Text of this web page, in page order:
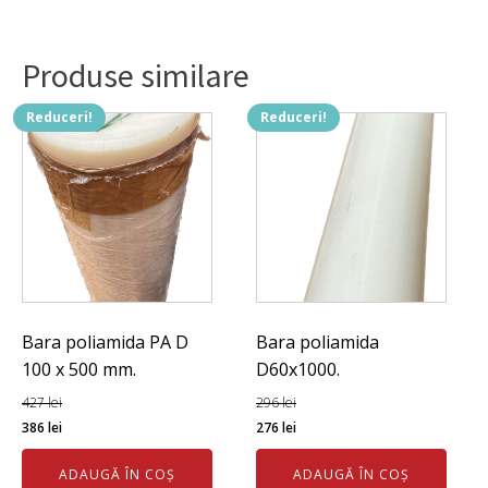
Produse similare
Reduceri!
Bara poliamida PA D
100 x 500 mm.
427lei
Prețul
inițial
386 leiPrețul
curent
este:
ADAUGĂ ÎN COȘ
Reduceri!
Bara poliamida
D60x1000.
296lei
Prețul
inițial
276leiPrețul
curent
este:
ADAUGĂ ÎN COȘ